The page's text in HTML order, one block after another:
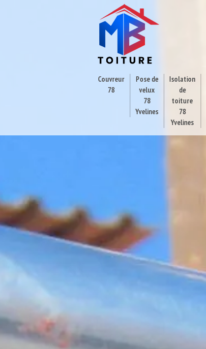
Couvreur
78
Pose de
velux
78
Yvelines
Isolation
de
toiture
78
Yvelines